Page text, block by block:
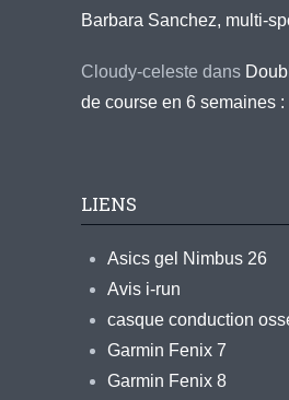
Barbara Sanchez, multi-
Cloudy-celeste dans
de course en 6 semaines
LIENS
Asics gel Nimbus 26
Avis i-run
casque conduction
Garmin Fenix 7
Garmin Fenix 8